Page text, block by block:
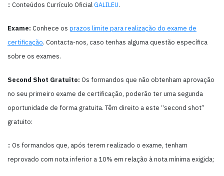
:: Conteúdos Currículo OficialGALILEU.
Exame: Conhece os prazos limite para realização do exame de
certificação. Contacta-nos, caso tenhas alguma questão específica
sobre os exames.
Second Shot Gratuito: Os formandos que não obtenham aprovação
no seu primeiro exame de certificação, poderão ter uma segunda
oportunidade de forma gratuita. Têm direito a este “second shot”
gratuito:
:: Os formandos que, após terem realizado o exame, tenham
reprovado com nota inferior a 10% em relação à nota mínima exigida;